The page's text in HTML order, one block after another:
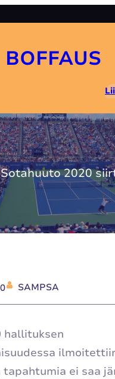
BOFFAUS
Sotahuuto 2020
SAMPSA
hallituksen
tapahtumia ei saa